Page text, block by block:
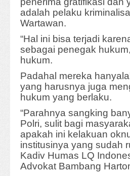
adalah pelaku
Wartawan.
“Hal ini bisa terjadi
sebagai penegak
hukum.
Padahal mereka
yang harusnya juga
hukum yang berlaku.
“Parahnya sangking
Polri, sulit bagi
apakah ini kelakuan
institusinya yang sudah
Kadiv Humas LQ
Advokat Bambang